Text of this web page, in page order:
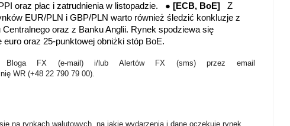
oraz płac i zatrudnienia w listopadzie. ● [ECB, BoE]
Z
EUR/PLN i GBP/PLN warto również śledzić konkluzje z
oraz z Banku Anglii. Rynek spodziewa się
oraz 25-punktowej obniżki stóp BoE.
Bloga FX (e-mail) i/lub Alertów FX (sms) przez email
WR (+48 22 790 79 00).
na rynkach walutowych, na jakie wydarzenia i dane oczekuje rynek